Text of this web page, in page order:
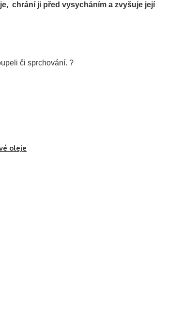
chrání ji před vysycháním a zvyšuje její
či sprchování. ?
oleje